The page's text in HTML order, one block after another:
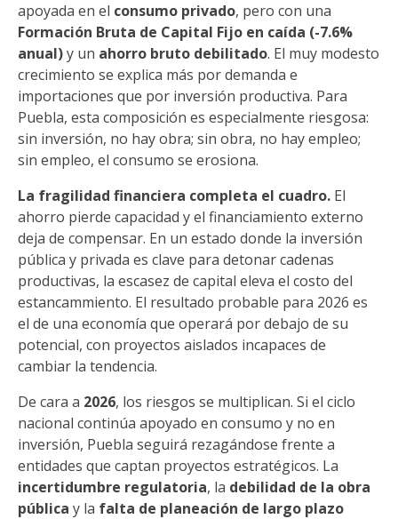
apoyada en el consumo privado, pero con una
Formación Bruta de Capital Fijo en caída (-7.6%
anual)y un ahorro bruto debilitado. El muy modesto
crecimiento se explica más por demanda e
importaciones que por inversión productiva. Para
Puebla, esta composición es especialmente riesgosa:
sin inversión, no hay obra; sin obra, no hay empleo;
sin empleo, el consumo se erosiona.
La fragilidad financiera completa el cuadro. El
ahorro pierde capacidad y el financiamiento externo
deja de compensar. En un estado donde la inversión
pública y privada es clave para detonar cadenas
productivas, la escasez de capital eleva el costo del
estancammiento. El resultado probable para 2026 es
el de una economía que operará por debajo de su
potencial, con proyectos aislados incapaces de
cambiar la tendencia.
De cara a 2026, los riesgos se multiplican. Si el ciclo
nacional continúa apoyado en consumo y no en
inversión, Puebla seguirá rezagándose frente a
entidades que captan proyectos estratégicos. La
incertidumbre regulatoria, la debilidad de la obra
pública y la falta de planeación de largo plazo